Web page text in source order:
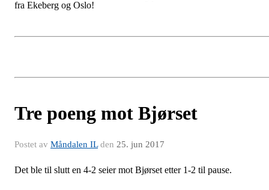
fra Ekeberg og Oslo!
Tre poeng mot Bjørset
Postet av Måndalen ILden 25. jun 2017
Det ble til slutt en 4-2 seier mot Bjørset etter 1-2 til pause.